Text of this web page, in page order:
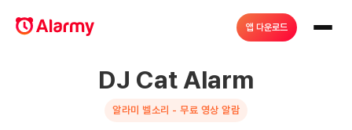
앱 다운로드
DJ Cat Alarm
알라미 벨소리 - 무료 영상 알람